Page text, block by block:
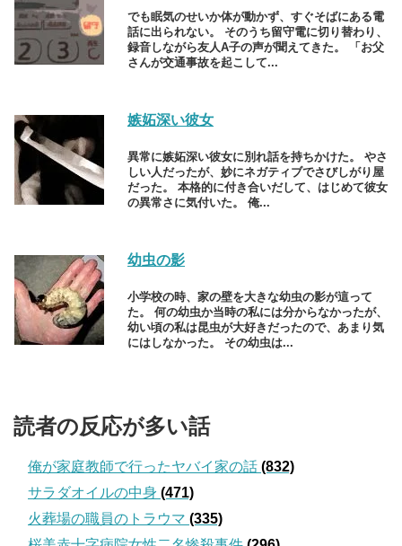
でも眠気のせいか体が動かず、すぐそばにある電
話に出られない。 そのうち留守電に切り替わり、
録音しながら友人A子の声が聞えてきた。 「お父
さんが交通事故を起こして...
嫉妬深い彼女
異常に嫉妬深い彼女に別れ話を持ちかけた。 やさ
しい人だったが、妙にネガティブでさびしがり屋
だった。 本格的に付き合いだして、はじめて彼女
の異常さに気付いた。 俺...
幼虫の影
小学校の時、家の壁を大きな幼虫の影が這って
た。 何の幼虫か当時の私には分からなかったが、
幼い頃の私は昆虫が大好きだったので、あまり気
にはしなかった。 その幼虫は...
読者の反応が多い話
俺が家庭教師で行ったヤバイ家の話 (832)
サラダオイルの中身 (471)
火葬場の職員のトラウマ (335)